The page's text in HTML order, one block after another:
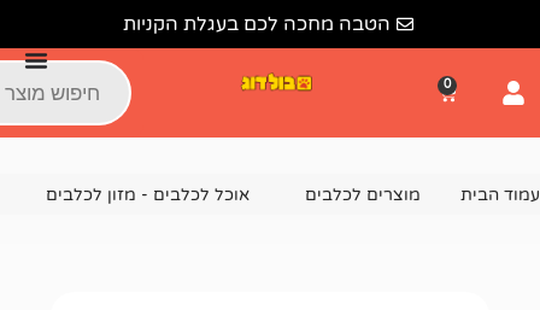
הטבה מחכה לכם בעגלת הקניות
לכלבים אוכל לכלבים - מזון לכלבים מזון יבש לכלבים